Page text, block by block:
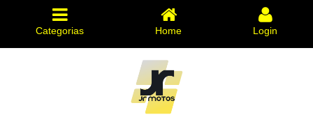
Categorias Home Login